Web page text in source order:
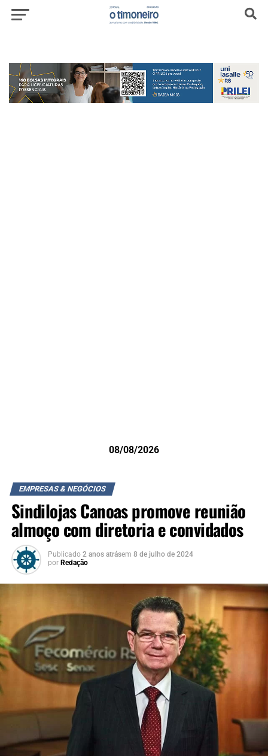
08/08/2026
EMPRESAS & NEGÓCIOS
Sindilojas Canoas promove reunião
almoço com diretoria e convidados
Publicado 2 anos atrásem 8 de julho de 2024
por Redação